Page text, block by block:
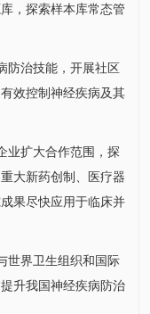
，探索样本库常态管
防治技能，开展社区
效控制神经疾病及其
业扩大合作范围，探
大新药创制、医疗器
果尽快应用于临床并
世界卫生组织和国际
升我国神经疾病防治